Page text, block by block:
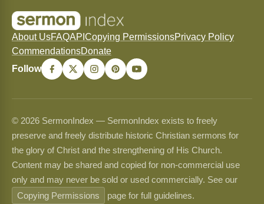
About UsFAQAPI Copying PermissionsPrivacy Policy
CommendationsDonate
Follow
© 2026 SermonIndex — SermonIndex exists to freely
preserve and freely distribute historic Christian sermons for
the glory of Christ and the strengthening of His Church.
Content may be shared and copied for non-commercial use
only and may never be sold or used commercially. See our
Copying Permissions
page for full guidelines.